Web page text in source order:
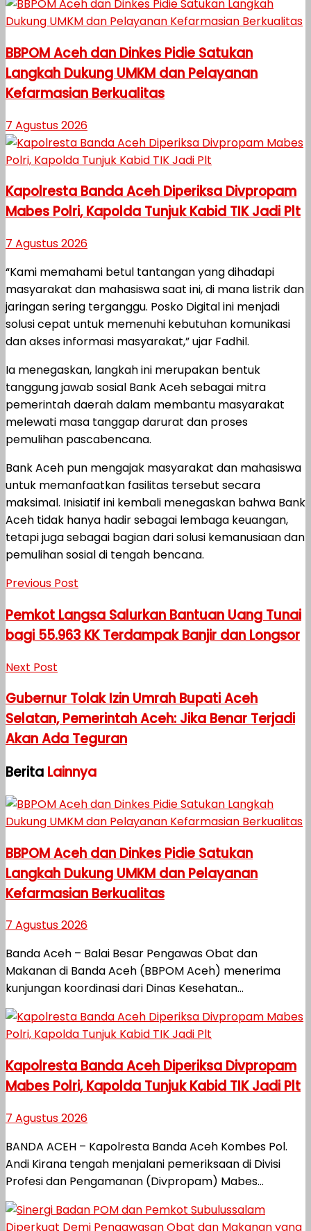
BBPOM Aceh dan Dinkes Pidie Satukan
Langkah Dukung UMKM dan Pelayanan
Kefarmasian Berkualitas
7 Agustus 2026
Kapolresta Banda Aceh Diperiksa Divpropam
Mabes Polri, Kapolda Tunjuk Kabid TIK Jadi Plt
7 Agustus 2026
“Kami memahami betul tantangan yang dihadapi
masyarakat dan mahasiswa saat ini, di mana listrik dan
jaringan sering terganggu. Posko Digital ini menjadi
solusi cepat untuk memenuhi kebutuhan komunikasi
dan akses informasi masyarakat,” ujar Fadhil.
Ia menegaskan, langkah ini merupakan bentuk
tanggung jawab sosial Bank Aceh sebagai mitra
pemerintah daerah dalam membantu masyarakat
melewati masa tanggap darurat dan proses
pemulihan pascabencana.
Bank Aceh pun mengajak masyarakat dan mahasiswa
untuk memanfaatkan fasilitas tersebut secara
maksimal. Inisiatif ini kembali menegaskan bahwa Bank
Aceh tidak hanya hadir sebagai lembaga keuangan,
tetapi juga sebagai bagian dari solusi kemanusiaan dan
pemulihan sosial di tengah bencana.
Previous Post
Pemkot Langsa Salurkan Bantuan Uang Tunai
bagi 55.963 KK Terdampak Banjir dan Longsor
Next Post
Gubernur Tolak Izin Umrah Bupati Aceh
Selatan, Pemerintah Aceh: Jika Benar Terjadi
Akan Ada Teguran
Berita Lainnya
BBPOM Aceh dan Dinkes Pidie Satukan
Langkah Dukung UMKM dan Pelayanan
Kefarmasian Berkualitas
7 Agustus 2026
Banda Aceh – Balai Besar Pengawas Obat dan
Makanan di Banda Aceh (BBPOM Aceh) menerima
kunjungan koordinasi dari Dinas Kesehatan...
Kapolresta Banda Aceh Diperiksa Divpropam
Mabes Polri, Kapolda Tunjuk Kabid TIK Jadi Plt
7 Agustus 2026
BANDA ACEH – Kapolresta Banda Aceh Kombes Pol.
Andi Kirana tengah menjalani pemeriksaan di Divisi
Profesi dan Pengamanan (Divpropam) Mabes...